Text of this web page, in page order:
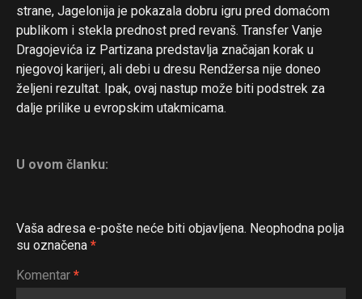
strane, Jagelonija je pokazala dobru igru pred domaćom
publikom i stekla prednost pred revanš. Transfer Vanje
Dragojevića iz Partizana predstavlja značajan korak u
njegovoj karijeri, ali debi u dresu Rendžersa nije doneo
željeni rezultat. Ipak, ovaj nastup može biti podstrek za
dalje prilike u evropskim utakmicama.
U ovom članku:
Vaša adresa e-pošte neće biti objavljena. Neophodna polja
su označena *
Komentar *
Pinterest
Whatsapp
Email